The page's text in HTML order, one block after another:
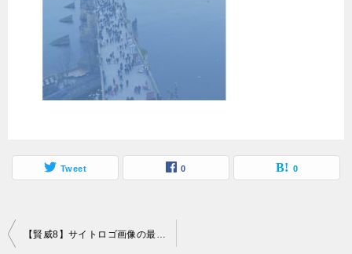
Tweet 0 0
投
【賢威8】サイトロゴ画像の最適なサイズはこれ！賢威7のままだと無駄に大きいよ